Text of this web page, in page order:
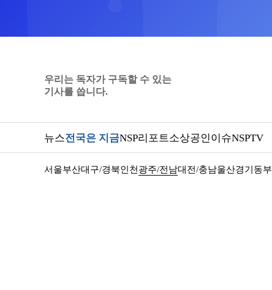
우리는 독자가 구독할 수 있는
기사를 씁니다.
뉴스전국은 지금NSP리포트소상공인이슈NSPTV
서울부산대구/경북인천 광주/전남대전/충남울산경기동부